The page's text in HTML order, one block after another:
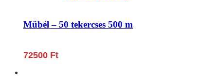
Műbél – 50 tekercses 500 m
72500 Ft